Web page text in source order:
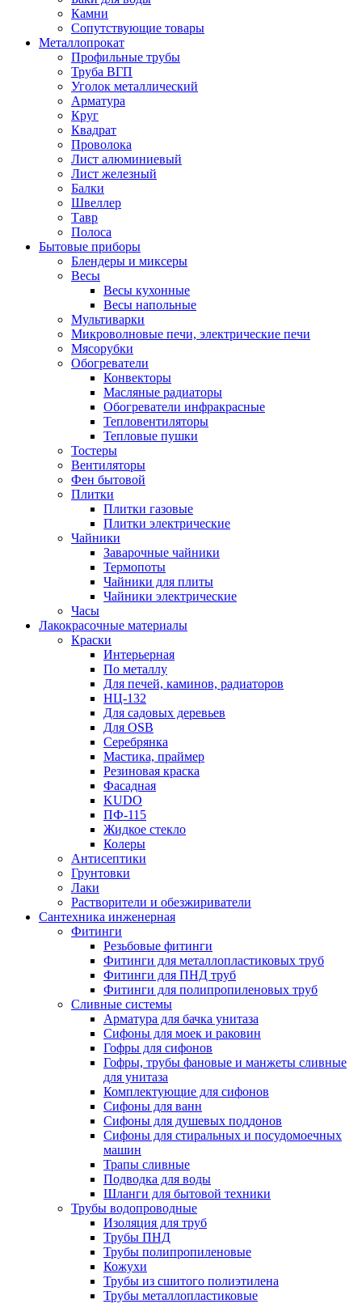
Камни
Сопутствующие товары
Металлопрокат
Профильные трубы
Труба ВГП
Уголок металлический
Арматура
Круг
Квадрат
Проволока
Лист алюминиевый
Лист железный
Балки
Швеллер
Тавр
Полоса
Бытовые приборы
Блендеры и миксеры
Весы
Весы кухонные
Весы напольные
Мультиварки
Микроволновые печи, электрические печи
Мясорубки
Обогреватели
Конвекторы
Масляные радиаторы
Обогреватели инфракрасные
Тепловентиляторы
Тепловые пушки
Тостеры
Вентиляторы
Фен бытовой
Плитки
Плитки газовые
Плитки электрические
Чайники
Заварочные чайники
Термопоты
Чайники для плиты
Чайники электрические
Часы
Лакокрасочные материалы
Краски
Интерьерная
По металлу
Для печей, каминов, радиаторов
НЦ-132
Для садовых деревьев
Для OSB
Серебрянка
Мастика, праймер
Резиновая краска
Фасадная
KUDO
ПФ-115
Жидкое стекло
Колеры
Антисептики
Грунтовки
Лаки
Растворители и обезжириватели
Сантехника инженерная
Фитинги
Резьбовые фитинги
Фитинги для металлопластиковых труб
Фитинги для ПНД труб
Фитинги для полипропиленовых труб
Сливные системы
Арматура для бачка унитаза
Сифоны для моек и раковин
Гофры для сифонов
Гофры, трубы фановые и манжеты сливные
для унитаза
Комплектующие для сифонов
Сифоны для ванн
Сифоны для душевых поддонов
Сифоны для стиральных и посудомоечных
машин
Трапы сливные
Подводка для воды
Шланги для бытовой техники
Трубы водопроводные
Изоляция для труб
Трубы ПНД
Трубы полипропиленовые
Кожухи
Трубы из сшитого полиэтилена
Трубы металлопластиковые